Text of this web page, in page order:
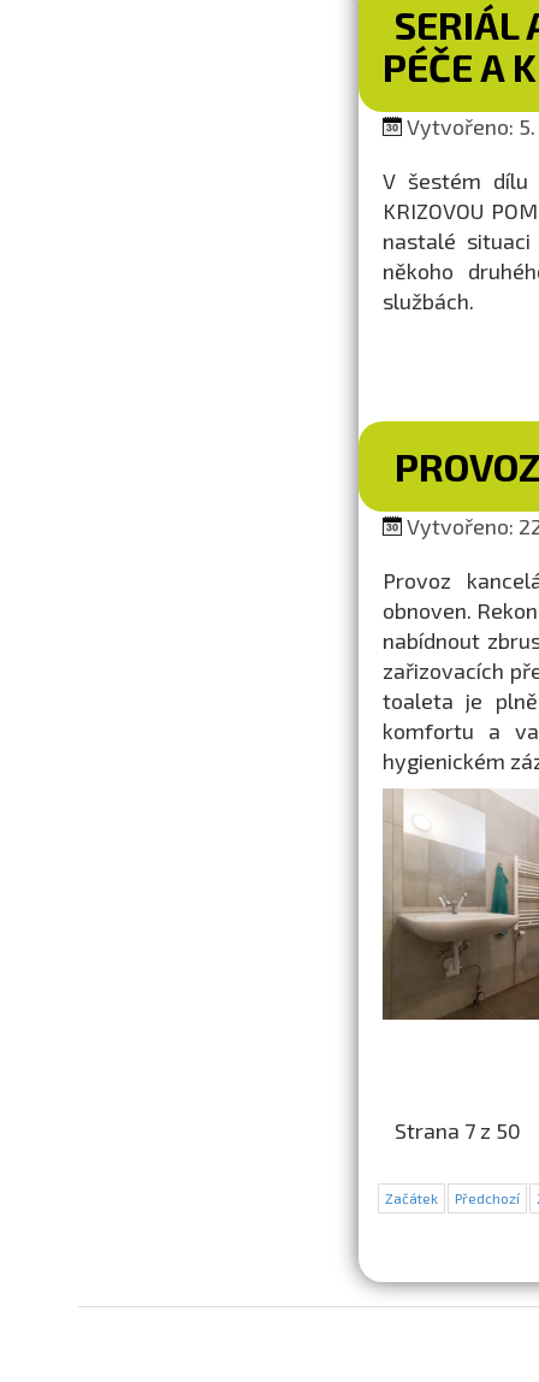
SERIÁL
PÉČE A
Vytvořeno: 5.
V šestém dílu
KRIZOVOU
nastalé
někoho
službách.
Vytvořeno:
Provoz
obnoven.
nabídnout
zařizovacích
toaleta je
komfortu a
hygienickém
Strana 7 z 50
Začátek Předchozí